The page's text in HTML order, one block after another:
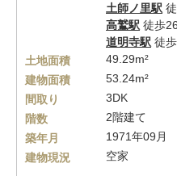
土師ノ里駅
高鷲駅 徒歩
道明寺駅 徒
土地面積
49.29m²
建物面積
53.24m²
間取り
3DK
階数
2階建て
築年月
1971年09月
建物現況
空家